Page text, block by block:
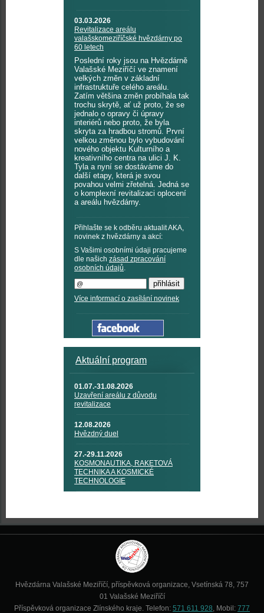
03.03.2026
Revitalizace areálu
valašskomeziříčské hvězdárny po
60 letech
Poslední roky jsou na Hvězdárně
Valašské Meziříčí ve znamení
velkých změn v základní
infrastruktuře celého areálu.
Zatím většina změn probíhala tak
trochu skrytě, ať už proto, že se
jednalo o opravy či úpravy
interiérů nebo proto, že byla
skryta za hradbou stromů. První
velkou změnou bylo vybudování
nového objektu Kulturního a
kreativního centra na ulici J. K.
Tyla a nyní se dostáváme do
další etapy, která je svou
povahou velmi zřetelná. Jedná se
o komplexní revitalizaci oplocení
a areálu hvězdárny.
Přihlašte se k odběru aktualit AKA,
novinek z hvězdárny a akcí:
S Vašimi osobními údaji pracujeme
dle našich zásad zpracování
osobních údajů.
Více informací o zasílání novinek
Aktuální program
01.07.-31.08.2026
Uzavření areálu z důvodu
revitalizace
12.08.2026
Hvězdný duel
27.-29.11.2026
KOSMONAUTIKA, RAKETOVÁ
TECHNIKA A KOSMICKÉ
TECHNOLOGIE
Hvězdárna Valašské Meziříčí, příspěvková organizace, Vsetínská 78, 757
01 Valašské Meziříčí
Příspěvková organizace Zlínského kraje. Telefon: 571 611 928, Mobil: 777